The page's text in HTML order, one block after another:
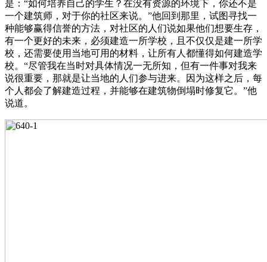
是：“如何培养自己的学生？在没有资源的环境下，你还不是
一个建筑师，对于你的社区来说。”他回到那里，试图寻找一
种能够赢得信誉的方法，对社区的人们说如果他们想要生存，
有一个更好的未来，必须建造一所学校，且不仅仅是建一所学
校，还需要使用当地可用的材料，让所有人都懂得如何建造学
校。“尽管我在当时对具体情况一无所知，但有一件事对我来
说很重要，那就是让当地的人们参与进来。因为这样之后，每
个人都会了解建造过程，并能够在建筑物倒塌时修复它。”他
说道。